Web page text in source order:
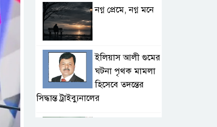
নগ্ন প্রেমে, নগ্ন মনে
ইলিয়াস আলী গুমের
ঘটনা পৃথক মামলা
হিসেবে তদন্তের
সিদ্ধান্ত ট্রাইব্যুনালের